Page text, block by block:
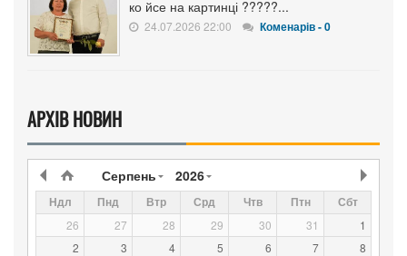
ко йсе на картинці ?????...
24.07.2026 22:00 Коменарів - 0
АРХІВ НОВИН
Серпень 2026
Ндл Пнд Втр Срд Чтв Птн Сбт
26 27 28 29 30 31
1
2
3 4 5 6 7 8